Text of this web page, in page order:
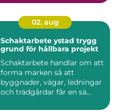
02. aug
Schaktarbete ystad trygg
grund för hållbara projekt
Schaktarbete handlar om att
forma marken så att
byggnader, vägar, ledningar
och trädgårdar får en sä...